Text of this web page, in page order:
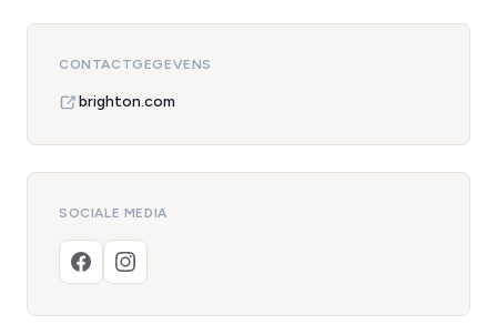
CONTACTGEGEVENS
brighton.com
SOCIALE MEDIA